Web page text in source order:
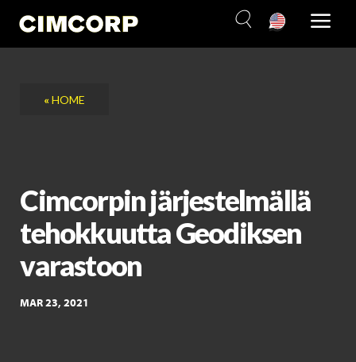
content
«HOME
Cimcorpin järjestelmällä
tehokkuutta Geodiksen
varastoon
MAR 23, 2021